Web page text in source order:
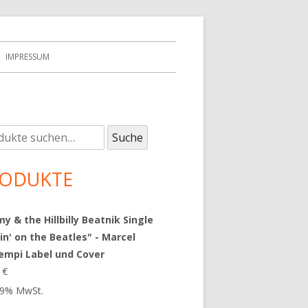
IMPRESSUM
Suche
& the Hillbilly Beatnik Single
on the Beatles" - Marcel
Label und Cover
€
MwSt.